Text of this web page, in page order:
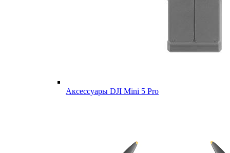
Аксессуары DJI Mini 5 Pro